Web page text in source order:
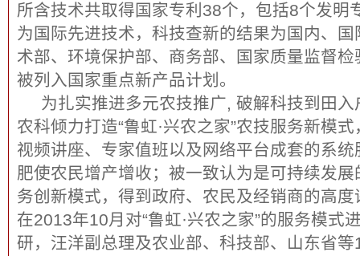
所含技术共取得国家专利38个，包括8个发明
为国际先进技术，科技查新的结果为国内、
术部、环境保护部、商务部、国家质量监督
被列入国家重点新产品计划。
为扎实推进多元农技推广, 破解科技到田入
农科倾力打造“鲁虹·兴农之家”农技服务新模
视频讲座、专家值班以及网络平台成套的系
肥使农民增产增收；被一致认为是可持续发
务创新模式，得到政府、农民及经销商的高
在2013年10月对“鲁虹·兴农之家”的服务模式
研，汪洋副总理及农业部、科技部、山东省